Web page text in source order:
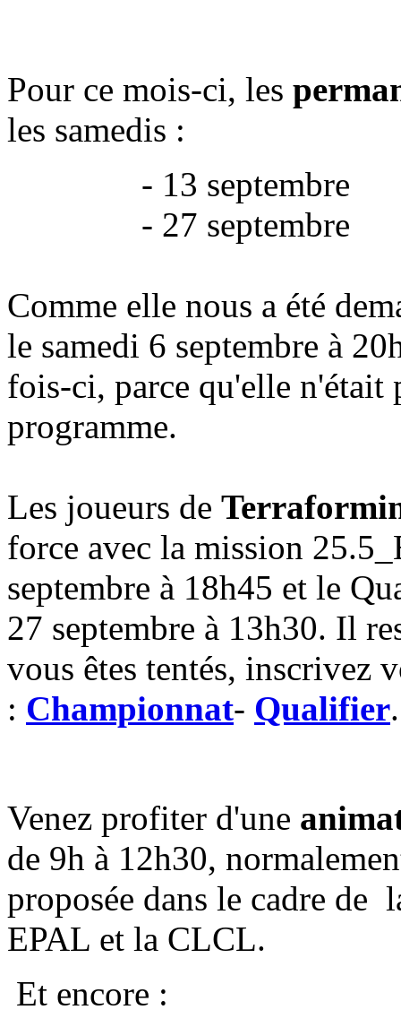
Pour ce mois-ci, les
les samedis :
- 13 septembre
- 27 septembre
Comme elle nous a été
le samedi 6 septembre à
fois-ci, parce qu'elle n'était
programme.
Les joueurs de
force avec la mission
septembre à 18h45 et le
27 septembre à 13h30. Il
vous êtes tentés, inscrivez
: Championnat- Qualifier.
Venez profiter d'une
de 9h à 12h30,
proposée dans le cadre de
EPAL et la CLCL.
Et encore :